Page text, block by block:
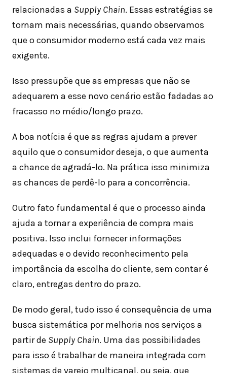
relacionadas a Supply Chain. Essas estratégias se
tornam mais necessárias, quando observamos
que o consumidor moderno está cada vez mais
exigente.
Isso pressupõe que as empresas que não se
adequarem a esse novo cenário estão fadadas ao
fracasso no médio/longo prazo.
A boa notícia é que as regras ajudam a prever
aquilo que o consumidor deseja, o que aumenta
a chance de agradá-lo. Na prática isso minimiza
as chances de perdê-lo para a concorrência.
Outro fato fundamental é que o processo ainda
ajuda a tornar a experiência de compra mais
positiva. Isso inclui fornecer informações
adequadas e o devido reconhecimento pela
importância da escolha do cliente, sem contar é
claro, entregas dentro do prazo.
De modo geral, tudo isso é consequência de uma
busca sistemática por melhoria nos serviços a
partir de Supply Chain. Uma das possibilidades
para isso é trabalhar de maneira integrada com
sistemas de varejo multicanal, ou seja, que